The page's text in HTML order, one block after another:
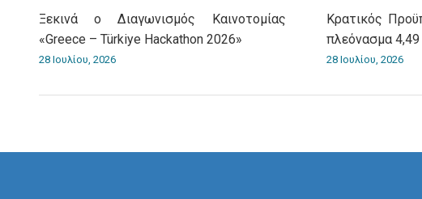
Ξεκινά ο Διαγωνισμός Καινοτομίας
«Greece – Türkiye Hackathon 2026»
28 Ιουλίου, 2026
Κρατικός
πλεόνασμα
28 Ιουλίου, 2026